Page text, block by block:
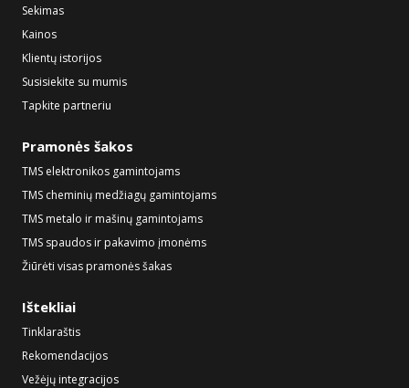
Sekimas
Kainos
Klientų istorijos
Susisiekite su mumis
Tapkite partneriu
Pramonės šakos
TMS elektronikos gamintojams
TMS cheminių medžiagų gamintojams
TMS metalo ir mašinų gamintojams
TMS spaudos ir pakavimo įmonėms
Žiūrėti visas pramonės šakas
Ištekliai
Tinklaraštis
Rekomendacijos
Vežėjų integracijos